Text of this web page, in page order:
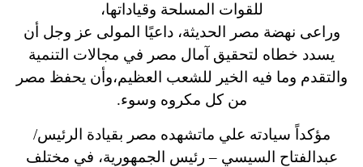
للقوات المسلحة وقياداتها،
وراعى نهضة مصر الحديثة، داعيًا المولى عز وجل أن
يسدد خطاه لتحقيق آمال مصر في مجالات التنمية
والتقدم وما فيه الخير للشعب العظيم،وأن يحفظ مصر
من كل مكروه وسوء.
مؤكداً سيادته علي ماتشهده مصر بقيادة الرئيس/
عبدالفتاح السيسي – رئيس الجمهورية، في مختلف